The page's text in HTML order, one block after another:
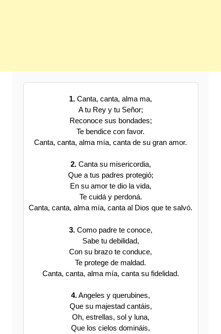
1. Canta, canta, alma ma,
A tu Rey y tu Señor;
Reconoce sus bondades;
Te bendice con favor.
Canta, canta, alma mía, canta de su gran amor.
2.Canta su misericordia,
Que a tus padres protegió;
En su amor te dio la vida,
Te cuidá y perdoná.
Canta, canta, alma mía, canta al Dios que te salvó.
3.Como padre te conoce,
Sabe tu debilidad,
Con su brazo te conduce,
Te protege de maldad.
Canta, canta, alma mía, canta su fidelidad.
4.Angeles y querubines,
Que su majestad cantáis,
Oh, estrellas, sol y luna,
Que los cielos domináis,